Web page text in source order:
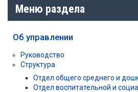
Меню раздела
Об управлении
Руководство
Структура
Отдел общего среднего и
Отдел воспитательной и